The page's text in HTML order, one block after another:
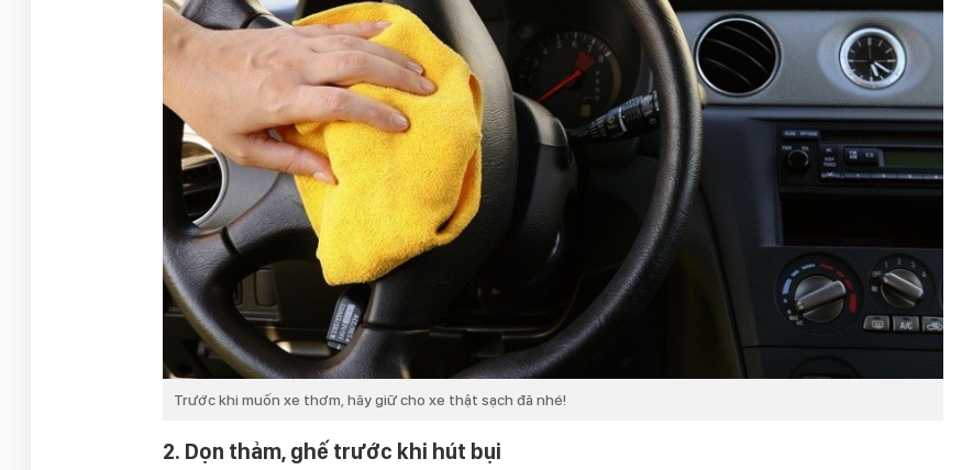
Trước khi muốn xe thơm, hãy giữ cho xe thật sạch đã nhé!
2. Dọn thảm, ghế trước khi hút bụi